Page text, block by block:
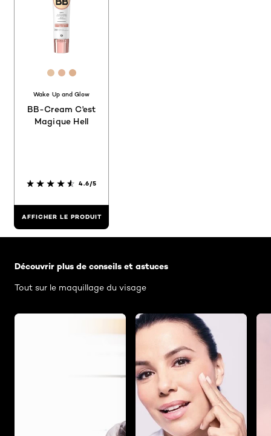
[Color]: #e3c1a1
[Color]: #e2b69a
[Color]: #dcb08e
Wake Up and Glow
BB-Cream C'est
Magique Hell
4.6/5
AFFICHER LE PRODUIT
Découvrir plus de conseils et astuces
Tout sur le maquillage du visage